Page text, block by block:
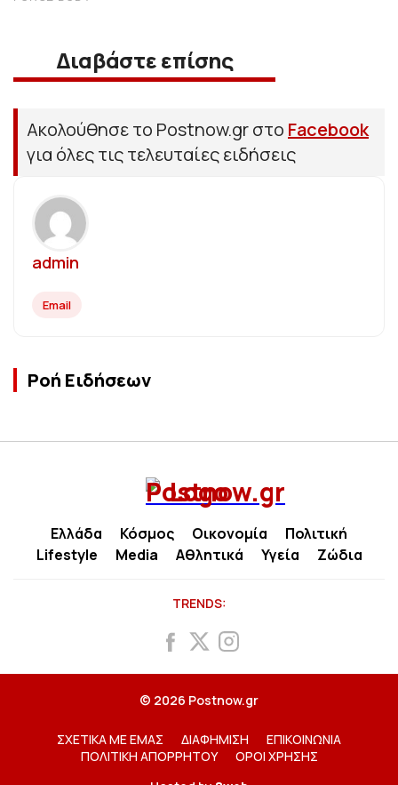
Διαβάστε επίσης
Ακολούθησε το Postnow.gr στο Facebook
για όλες τις τελευταίες ειδήσεις
admin
Email
Ροή Ειδήσεων
Ελλάδα Κόσμος Οικονομία
Πολιτική
Lifestyle
Media Αθλητικά Υγεία Ζώδια
TRENDS:
© 2026 Postnow.gr
ΣΧΕΤΙΚΑ ΜΕ ΕΜΑΣ ΔΙΑΦΗΜΙΣΗ
ΕΠΙΚΟΙΝΩΝΙΑ
ΠΟΛΙΤΙΚΗ ΑΠΟΡΡΗΤΟΥ
ΟΡΟΙ ΧΡΗΣΗΣ